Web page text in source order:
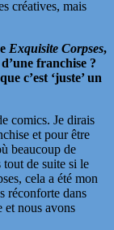
créatives, mais
Exquisite Corpses,
franchise ?
c’est ‘juste’ un
comics. Je dirais
et pour être
beaucoup de
tout de suite si le
cela a été mon
réconforte dans
et nous avons